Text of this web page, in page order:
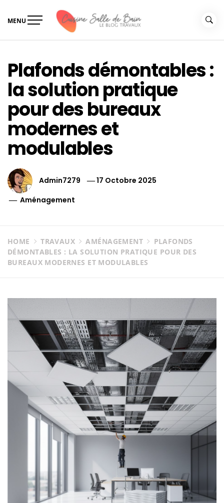
MENU
Plafonds démontables :
la solution pratique
pour des bureaux
modernes et
modulables
Admin7279
17 Octobre 2025
Aménagement
HOME TRAVAUX AMÉNAGEMENT
PLAFONDS
DÉMONTABLES : LA SOLUTION PRATIQUE POUR DES
BUREAUX MODERNES ET MODULABLES